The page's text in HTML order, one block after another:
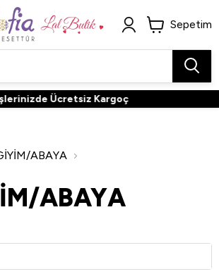
Sepetim
Ücretsiz Kargoç
ABAYA
ABAYA